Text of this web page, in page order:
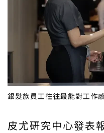
銀髮族員工往往最能對工作
皮尤研究中心發表